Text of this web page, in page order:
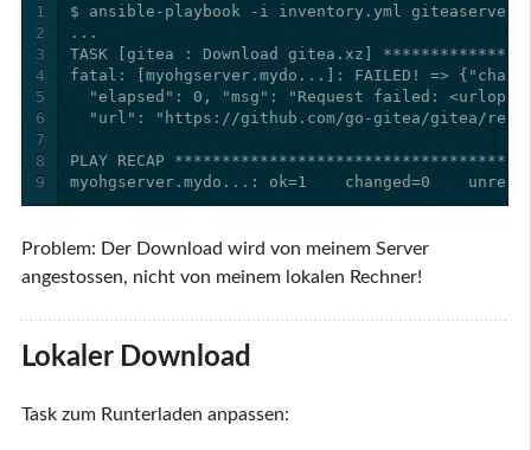
1
2
3
4
5
6
7
8
9
myohgserver.mydo...: ok=1    changed=0
Problem: Der Download wird von meinem Server
angestossen, nicht von meinem lokalen Rechner!
Lokaler Download
Task zum Runterladen anpassen: